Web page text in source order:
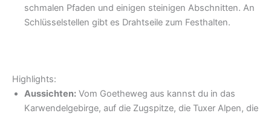
schmalen Pfaden und einigen steinigen Abschnitten. An
Schlüsselstellen gibt es Drahtseile zum Festhalten.
Highlights:
Aussichten: Vom Goetheweg aus kannst du in das
Karwendelgebirge, auf die Zugspitze, die Tuxer Alpen, die